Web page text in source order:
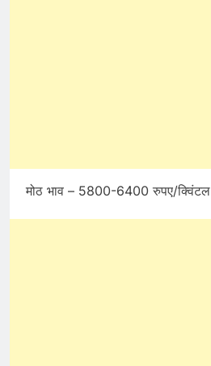
मोठ भाव – 5800-6400 रुपए/क्विंटल